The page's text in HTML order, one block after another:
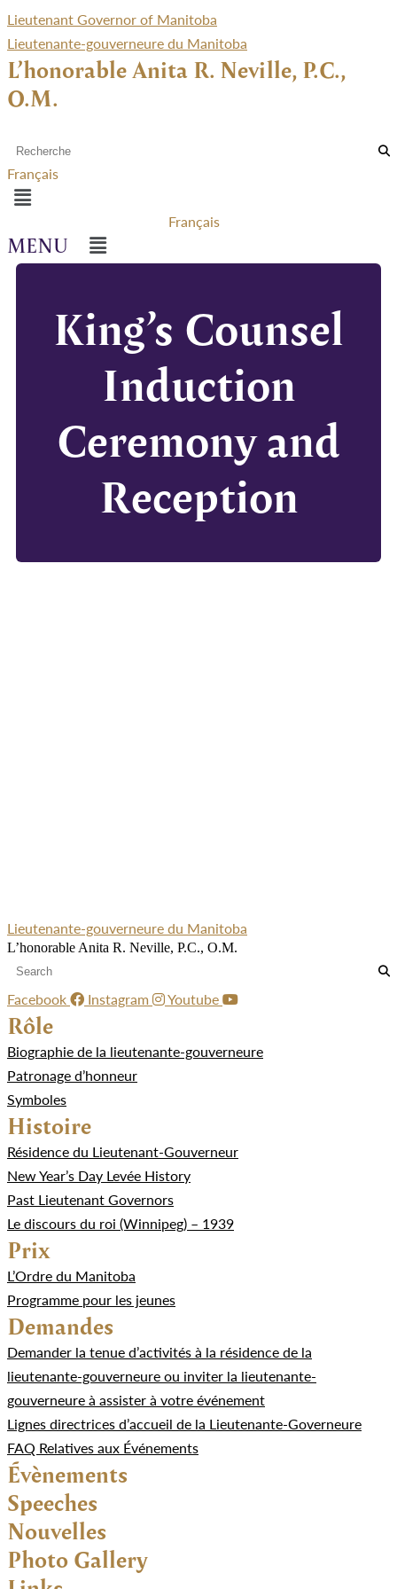
Lieutenant Governor of Manitoba
Lieutenante-gouverneure du Manitoba
L’honorable Anita R. Neville, P.C.,
O.M.
Français
Menu
Français
Menu
King’s Counsel
Induction
Ceremony and
Reception
Lieutenante-gouverneure du Manitoba
L’honorable Anita R. Neville, P.C., O.M.
Facebook Instagram Youtube
Rôle
Biographie de la lieutenante-gouverneure
Patronage d’honneur
Symboles
Histoire
Résidence du Lieutenant-Gouverneur
New Year’s Day Levée History
Past Lieutenant Governors
Le discours du roi (Winnipeg) – 1939
Prix
L’Ordre du Manitoba
Programme pour les jeunes
Demandes
Demander la tenue d’activités à la résidence de la
lieutenante-gouverneure ou inviter la lieutenante-
gouverneure à assister à votre événement
Lignes directrices d’accueil de la Lieutenante-Governeure
FAQ Relatives aux Événements
Évènements
Speeches
Nouvelles
Photo Gallery